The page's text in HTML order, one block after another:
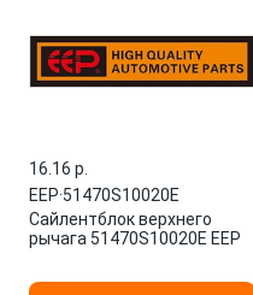
16.16 p.
EEP·51470S10020E
Сайлентблок верхнего
рычага 51470S10020E EEP